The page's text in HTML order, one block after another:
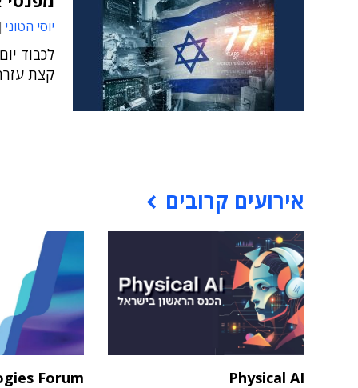
יוסי הטוני
קצת
אירועים קרובים
Physical AI
Forum